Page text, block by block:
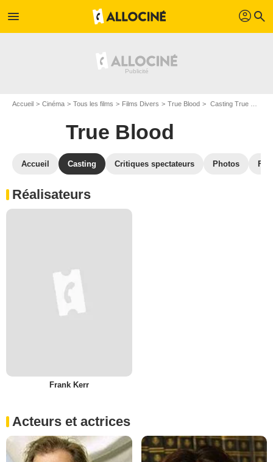
menu profil search
Accueil Cinéma Tous les films Films Divers True Blood Casting True Blood
True Blood
Accueil Casting Critiques spectateurs Photos
Réalisateurs
Frank Kerr
Acteurs et actrices